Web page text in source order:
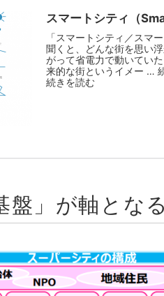
盤」が軸となる